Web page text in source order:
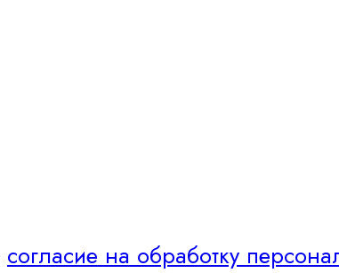
согласие на обработку